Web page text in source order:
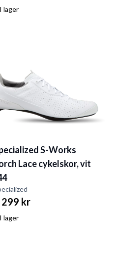
I lager
S-Works
Lace cykelskor, vit
299 kr
I lager